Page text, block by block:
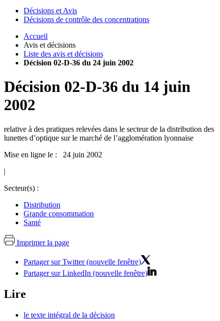
Décisions et Avis
Décisions de contrôle des concentrations
Accueil
Avis et décisions
Liste des avis et décisions
Décision 02-D-36 du 24 juin 2002
Décision 02-D-36 du 14 juin
2002
relative à des pratiques relevées dans le secteur de la distribution des
lunettes d’optique sur le marché de l’agglomération lyonnaise
Mise en ligne le : 24 juin 2002
|
Secteur(s) :
Distribution
Grande consommation
Santé
Imprimer la page
Partager sur Twitter (nouvelle fenêtre)
Partager sur LinkedIn (nouvelle fenêtre)
Lire
le texte intégral de la décision